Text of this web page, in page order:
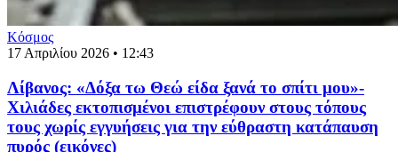
Κόσμος
17 Απριλίου 2026 • 12:43
Λίβανος: «Δόξα τω Θεώ είδα ξανά το σπίτι μου»-
Χιλιάδες εκτοπισμένοι επιστρέφουν στους τόπους
τους χωρίς εγγυήσεις για την εύθραστη κατάπαυση
πυρός (εικόνες)